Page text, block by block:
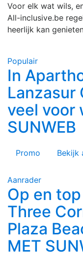
Voor elk wat wils,
All-inclusive.be
heerlijk kan
Populair
In
veel voor
SUNWEB
Promo Bekijk
Aanrader
Op en
Three
Plaza
MET